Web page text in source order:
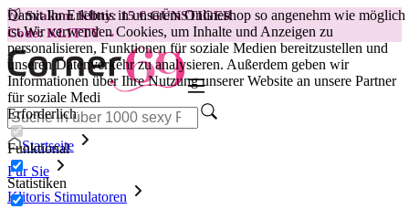
Damit Ihr Erlebnis in unserem Onlineshop so angenehm wie möglich
ist.Wir verwenden Cookies, um Inhalte und Anzeigen zu
personalisieren, Funktionen für soziale Medien bereitzustellen und
unseren Datenverkehr zu analysieren. Außerdem geben wir
Informationen über Ihre Nutzung unserer Website an unsere Partner
für soziale Medi
Erforderlich
Funktional
Statistiken
😽Svakom Klitty: 15 € GÜNSTIGER
Code: KLITTY →
Startseite
Für Sie
Klitoris Stimulatoren